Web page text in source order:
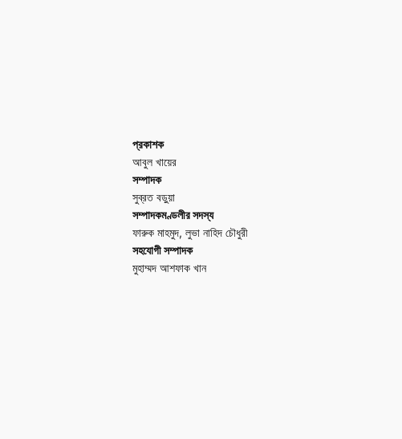
প্রকাশক
আবুল খায়ের
সম্পাদক
সুব্রত বড়ুয়া
সম্পাদকমণ্ডলীর সদস্য
ফারুক মাহমুদ, লুভা নাহিদ চৌধুরী
সহযোগী সম্পাদক
মুহাম্মদ আশফাক খান